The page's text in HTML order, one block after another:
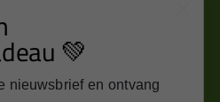
deals rechtstreeks in je
💚
nieuwsbrief en ontvang